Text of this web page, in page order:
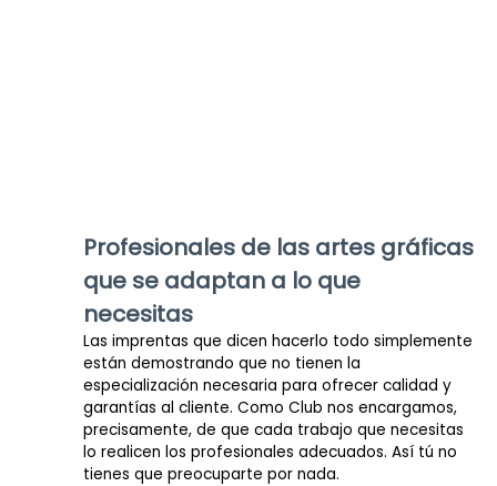
Profesionales de las artes gráficas
que se adaptan a lo que
necesitas
Las imprentas que dicen hacerlo todo simplemente
están demostrando que no tienen la
especialización necesaria para ofrecer calidad y
garantías al cliente. Como Club nos encargamos,
precisamente, de que cada trabajo que necesitas
lo realicen los profesionales adecuados. Así tú no
tienes que preocuparte por nada.